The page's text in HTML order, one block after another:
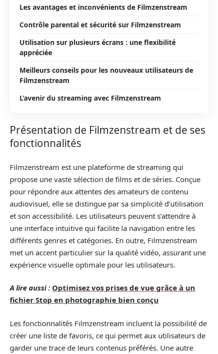
Les avantages et inconvénients de Filmzenstream
Contrôle parental et sécurité sur Filmzenstream
Utilisation sur plusieurs écrans : une flexibilité
appréciée
Meilleurs conseils pour les nouveaux utilisateurs de
Filmzenstream
L’avenir du streaming avec Filmzenstream
Présentation de Filmzenstream et de ses
fonctionnalités
Filmzenstream est une plateforme de streaming qui
propose une vaste sélection de films et de séries. Conçue
pour répondre aux attentes des amateurs de contenu
audiovisuel, elle se distingue par sa simplicité d’utilisation
et son accessibilité. Les utilisateurs peuvent s’attendre à
une interface intuitive qui facilite la navigation entre les
différents genres et catégories. En outre, Filmzenstream
met un accent particulier sur la qualité vidéo, assurant une
expérience visuelle optimale pour les utilisateurs.
A lire aussi : Optimisez vos prises de vue grâce à un
fichier Stop en photographie bien conçu
Les fonctionnalités Filmzenstream incluent la possibilité de
créer une liste de favoris, ce qui permet aux utilisateurs de
garder une trace de leurs contenus préférés. Une autre